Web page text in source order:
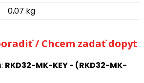
0,07 kg
/ Chcem zadať dopyt
RKD32-MK-KEY - (RKD32-MK-